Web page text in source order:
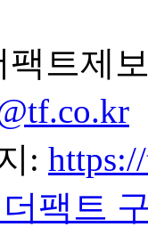
팩트제
:
팩트